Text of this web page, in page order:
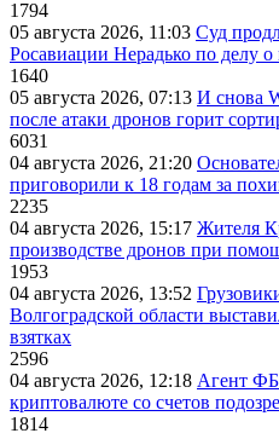
1794
05 августа 2026, 11:03 Суд
Росавиации Нерадько по делу
1640
05 августа 2026, 07:13 И снова
после атаки дронов горит
6031
04 августа 2026, 21:20
приговорили к 18 годам за
2235
04 августа 2026, 15:17 Жителя
производстве дронов при
1953
04 августа 2026, 13:52
Волгоградской области
взятках
2596
04 августа 2026, 12:18 Агент
криптовалюте со счетов
1814